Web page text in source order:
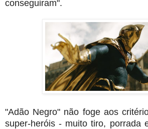
conseguiram".
"Adão Negro" não foge aos
super-heróis - muito tiro, porrada